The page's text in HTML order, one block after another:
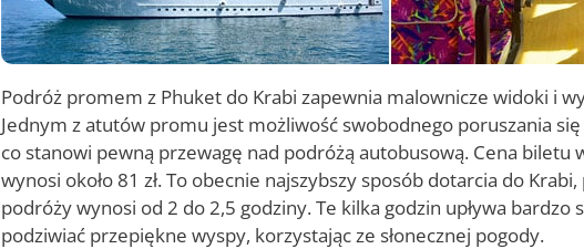
Podróż promem z Phuket do Krabi zapewnia malownicze widoki i
Jednym z atutów promu jest możliwość swobodnego poruszania
co stanowi pewną przewagę nad podróżą autobusową. Cena biletu
wynosi około 81 zł. To obecnie najszybszy sposób dotarcia do
podróży wynosi od 2 do 2,5 godziny. Te kilka godzin upływa bardzo
podziwiać przepiękne wyspy, korzystając ze słonecznej pogody.